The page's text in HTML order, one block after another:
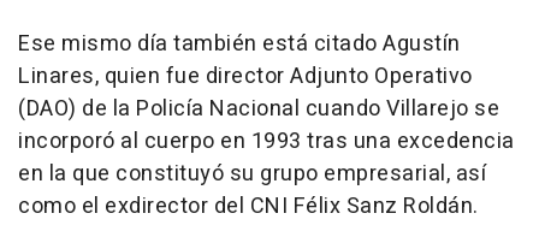
Ese mismo día también está citado Agustín
Linares, quien fue director Adjunto Operativo
(DAO) de la Policía Nacional cuando Villarejo se
incorporó al cuerpo en 1993 tras una excedencia
en la que constituyó su grupo empresarial, así
como el exdirector del CNI Félix Sanz Roldán.